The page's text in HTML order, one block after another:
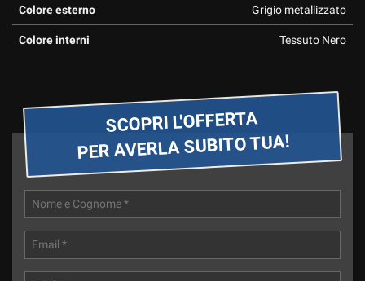
Colore esterno Grigio metallizzato
Colore interni Tessuto Nero
SCOPRI L'OFFERTA
PER AVERLA SUBITO TUA!
Cookie per il miglioramento dell'esperienza utente
la
cookie
Salva
le